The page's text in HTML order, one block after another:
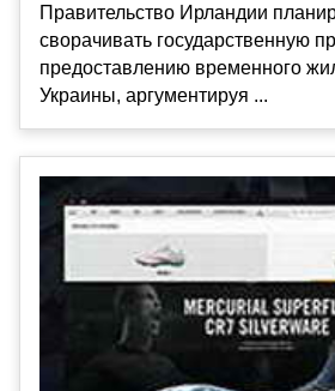
Правительство Ирландии
сворачивать государственную
предоставлению временного
Украины, аргументируя ...